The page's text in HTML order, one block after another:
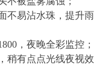
不易沾水珠，提升雨
，夜晚全彩监控；
稍有点点光线夜视效